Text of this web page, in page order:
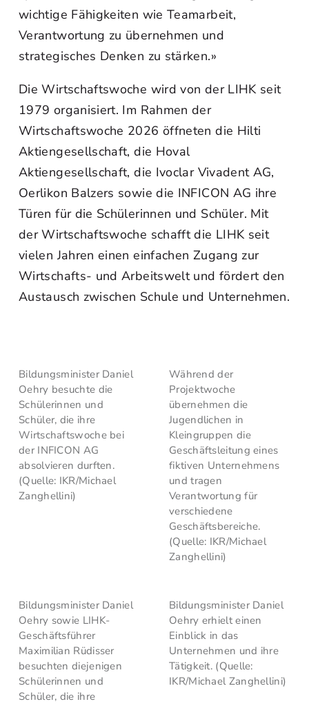
wichtige Fähigkeiten wie Teamarbeit,
Verantwortung zu übernehmen und
strategisches Denken zu stärken.»
Die Wirtschaftswoche wird von der LIHK seit
1979 organisiert. Im Rahmen der
Wirtschaftswoche 2026 öffneten die Hilti
Aktiengesellschaft, die Hoval
Aktiengesellschaft, die Ivoclar Vivadent AG,
Oerlikon Balzers sowie die INFICON AG ihre
Türen für die Schülerinnen und Schüler. Mit
der Wirtschaftswoche schafft die LIHK seit
vielen Jahren einen einfachen Zugang zur
Wirtschafts- und Arbeitswelt und fördert den
Austausch zwischen Schule und Unternehmen.
Bildungsminister Daniel
Oehry besuchte die
Schülerinnen und
Schüler, die ihre
Wirtschaftswoche bei
der INFICON AG
absolvieren durften.
(Quelle: IKR/Michael
Zanghellini)
Während der
Projektwoche
übernehmen die
Jugendlichen in
Kleingruppen die
Geschäftsleitung eines
fiktiven Unternehmens
und tragen
Verantwortung für
verschiedene
Geschäftsbereiche.
(Quelle: IKR/Michael
Zanghellini)
Bildungsminister Daniel
Oehry sowie LIHK-
Geschäftsführer
Maximilian Rüdisser
besuchten diejenigen
Schülerinnen und
Schüler, die ihre
Bildungsminister Daniel
Oehry erhielt einen
Einblick in das
Unternehmen und ihre
Tätigkeit. (Quelle:
IKR/Michael Zanghellini)